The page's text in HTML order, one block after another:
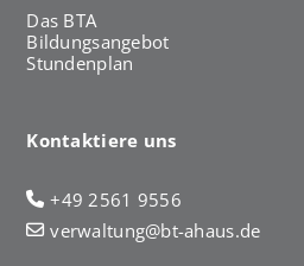
Das BTA
Bildungsangebot
Stundenplan
Kontaktiere uns
+49 2561 9556
verwaltung@bt-ahaus.de